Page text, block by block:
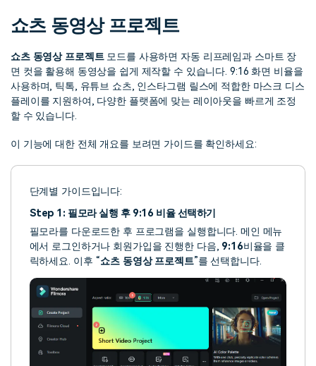
가격
검색
쇼츠 동영상 프로젝트
쇼츠 동영상 프로젝트모드를 사용하면 자동 리프레임과 스마트 장
면 컷을 활용해 동영상을 쉽게 제작할 수 있습니다. 9:16 화면 비율을
사용하며, 틱톡, 유튜브 쇼츠, 인스타그램 릴스에 적합한 마스크 디스
플레이를 지원하여, 다양한 플랫폼에 맞는 레이아웃을 빠르게 조정
할 수 있습니다.
이 기능에 대한 전체 개요를 보려면 가이드를 확인하세요:
단계별 가이드입니다:
Step 1: 필모라 실행 후 9:16 비율 선택하기
필모라를 다운로드한 후 프로그램을 실행합니다. 메인 메뉴
에서 로그인하거나 회원가입을 진행한 다음, 9:16비율을 클
릭하세요. 이후 “쇼츠 동영상 프로젝트”를 선택합니다.